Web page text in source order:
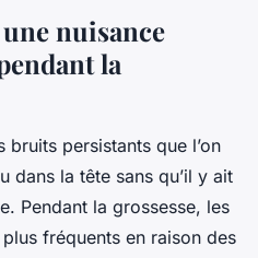
nuisance
la
bruits persistants que l’on
dans la tête sans qu’il y ait
Pendant la grossesse, les
fréquents en raison des